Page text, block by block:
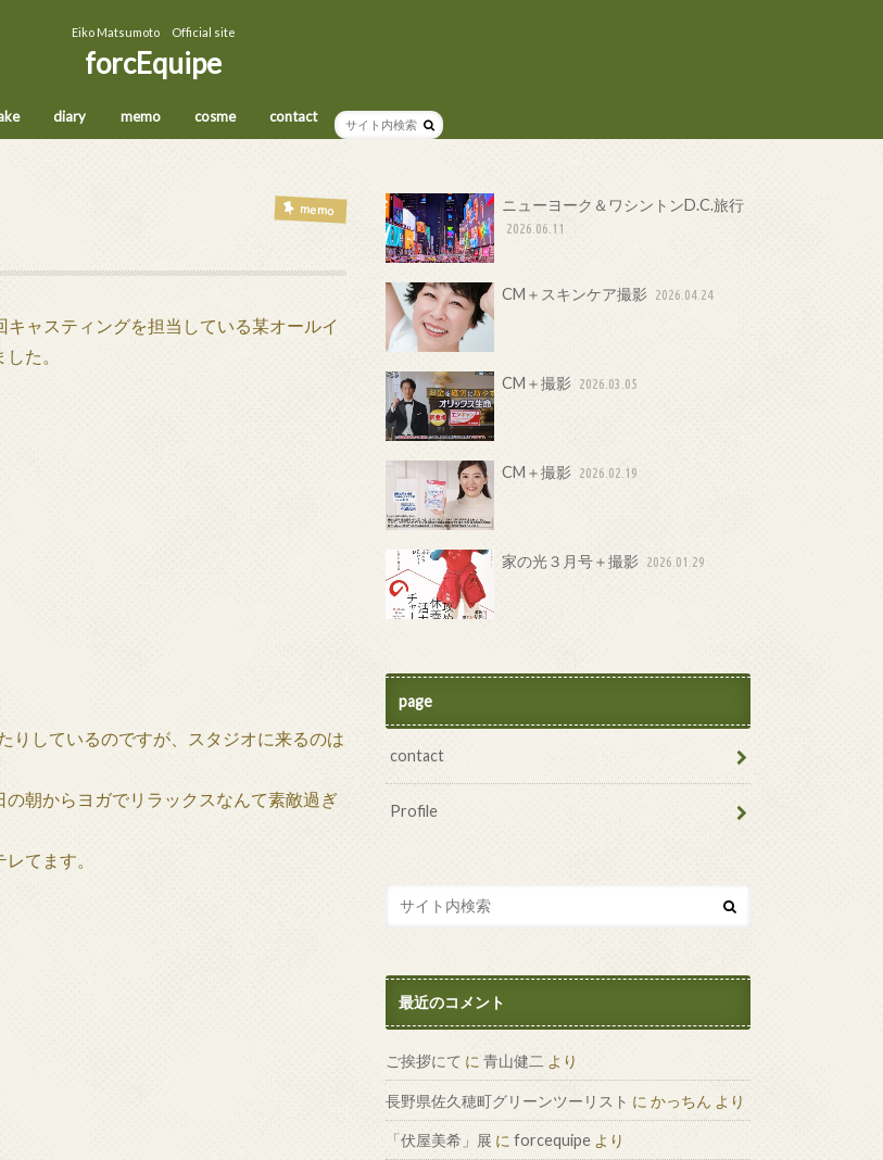
Eiko Matsumoto Official site
forcEquipe
diary memo cosme contact
memo
ャスティングを担当している某オールイ
た。
りしているのですが、スタジオに来るのは
朝からヨガでリラックスなんて素敵過ぎ
てます。
ニューヨーク＆ワシントンD.C.旅行
2026.06.11
CM＋スキンケア撮影 2026.04.24
CM＋撮影 2026.03.05
CM＋撮影 2026.02.19
家の光３月号＋撮影 2026.01.29
page
contact
Profile
最近のコメント
ご挨拶にて に 青山健二 より
長野県佐久穂町グリーンツーリスト に かっちん より
「伏屋美希」展 に forcequipe より